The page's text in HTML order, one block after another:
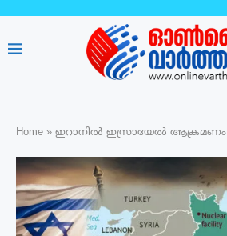
Home » ഇറാനിൽ ഇസ്രായേൽ ആക്രമണം